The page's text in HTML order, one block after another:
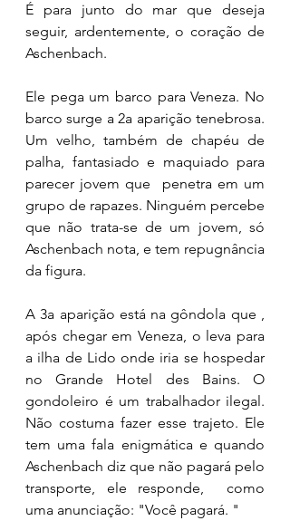
É para junto do mar que deseja
seguir, ardentemente, o coração de
Aschenbach.
Ele pega um barco para Veneza. No
barco surge a 2a aparição tenebrosa.
Um velho, também de chapéu de
palha, fantasiado e maquiado para
parecer jovem que  penetra em um
grupo de rapazes. Ninguém percebe
que não trata-se de um jovem, só
Aschenbach nota, e tem repugnância
da figura.
A 3a aparição está na gôndola que ,
após chegar em Veneza, o leva para
a ilha de Lido onde iria se hospedar
no Grande Hotel des Bains. O
gondoleiro é um trabalhador ilegal.
Não costuma fazer esse trajeto. Ele
tem uma fala enigmática e quando
Aschenbach diz que não pagará pelo
transporte, ele responde,  como
uma anunciação: "Você pagará. "